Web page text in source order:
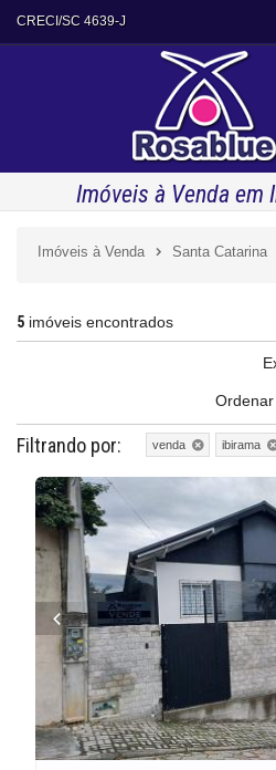
CRECI/SC 4639-J
Imóveis à Venda em
Imóveis à Venda Santa Catarina
5 imóveis encontrados
Filtrando por: venda ibirama